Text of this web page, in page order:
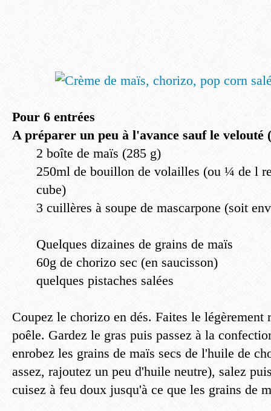
Pour 6 entrées
A préparer un peu à l'avance sauf le velouté
2 boîte de maïs (285 g)
250ml de bouillon de volailles (ou ¼ de l
cube)
3 cuillères à soupe de mascarpone (soit
Quelques dizaines de grains de maïs
60g de chorizo sec (en saucisson)
quelques pistaches salées
Coupez le chorizo en dés. Faites le légèrement
poêle. Gardez le gras puis passez à la
enrobez les grains de maïs secs de l'huile de
assez, rajoutez un peu d'huile neutre), salez
cuisez à feu doux jusqu'à ce que les grains de